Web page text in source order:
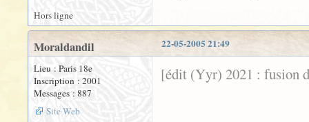
Hors ligne
22-05-2005 21:49
Moraldandil
Lieu : Paris 18e
Inscription : 2001
Messages : 887
Site Web
[édit (Yyr) 2021 : fusion